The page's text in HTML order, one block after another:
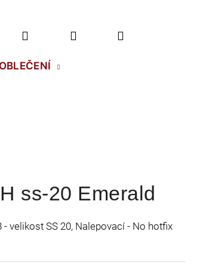
OBLEČENÍ
Přihlášení
ss-20 Emerald
velikost SS 20, Nalepovací - No hotfix